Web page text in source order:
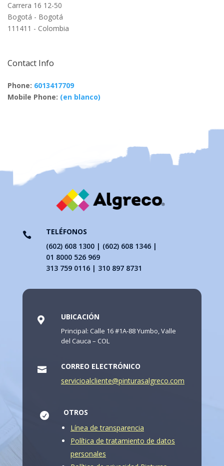
Carrera 16 12-50
Bogotá - Bogotá
111411 - Colombia
Contact Info
Phone: 6013417709
Mobile Phone: (en blanco)

TELÉFONOS
(602) 608 1300 | (602) 608 1346 |
01 8000 526 969
313 759 0116 | 310 897 8731
 UBICACIÓN
Principal: Calle 16 #1A-88 Yumbo, Valle
del Cauca – COL

CORREO ELECTRÓNICO
servicioalcliente@pinturasalgreco.com

OTROS
Línea de transparencia
Política de tratamiento de datos
personales